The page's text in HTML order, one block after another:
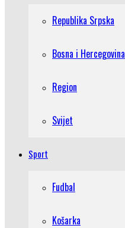
Republika Srpska
Bosna i Hercegovina
Region
Svijet
Sport
Fudbal
Košarka